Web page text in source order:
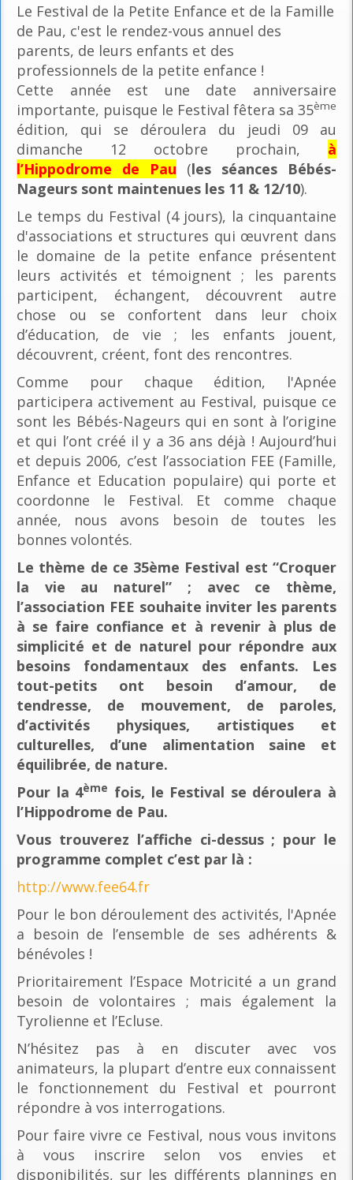
Le Festival de la Petite Enfance et de la Famille
de Pau, c'est le rendez-vous annuel des
parents, de leurs enfants et des
professionnels de la petite enfance !
Cette année est une date anniversaire
importante, puisque le Festival fêtera sa 35ème
édition, qui se déroulera du jeudi 09 au
dimanche 12 octobre prochain, à
l’Hippodrome de Pau (les séances Bébés-
Nageurs sont maintenues les 11 & 12/10).
Le temps du Festival (4 jours), la cinquantaine
d'associations et structures qui œuvrent dans
le domaine de la petite enfance présentent
leurs activités et témoignent ; les parents
participent, échangent, découvrent autre
chose ou se confortent dans leur choix
d’éducation, de vie ; les enfants jouent,
découvrent, créent, font des rencontres.
Comme pour chaque édition, l'Apnée
participera activement au Festival, puisque ce
sont les Bébés-Nageurs qui en sont à l’origine
et qui l’ont créé il y a 36 ans déjà ! Aujourd’hui
et depuis 2006, c’est l’association FEE (Famille,
Enfance et Education populaire) qui porte et
coordonne le Festival. Et comme chaque
année, nous avons besoin de toutes les
bonnes volontés.
Le thème de ce 35ème Festival est “Croquer
la vie au naturel” ; avec ce thème,
l’association FEE souhaite inviter les parents
à se faire confiance et à revenir à plus de
simplicité et de naturel pour répondre aux
besoins fondamentaux des enfants. Les
tout-petits ont besoin d’amour, de
tendresse, de mouvement, de paroles,
d’activités physiques, artistiques et
culturelles, d’une alimentation saine et
équilibrée, de nature.
Pour la 4ème fois, le Festival se déroulera à
l’Hippodrome de Pau.
Vous trouverez l’affiche ci-dessus ; pour le
programme complet c’est par là :
http://www.fee64.fr
Pour le bon déroulement des activités, l'Apnée
a besoin de l’ensemble de ses adhérents &
bénévoles !
Prioritairement l’Espace Motricité a un grand
besoin de volontaires ; mais également la
Tyrolienne et l’Ecluse.
N’hésitez pas à en discuter avec vos
animateurs, la plupart d’entre eux connaissent
le fonctionnement du Festival et pourront
répondre à vos interrogations.
Pour faire vivre ce Festival, nous vous invitons
à vous inscrire selon vos envies et
disponibilités, sur les différents plannings en